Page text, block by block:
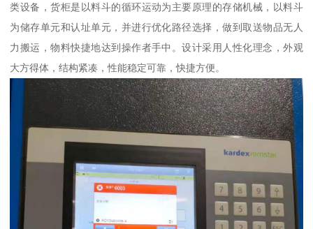
类设备，货柜是以料斗的循环运动为主要原理的存储机械，以料斗
为储存单元和认址单元，并进行优化路径选择，做到取送物品无人
力搬运，物料快捷地达到操作者手中。设计采用人性化理念，外观
大方得体，结构紧凑，性能稳定可靠，快捷方便。